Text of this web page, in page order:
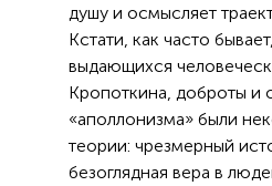
душу и осмысляет
Кстати, как часто
выдающихся
Кропоткина, доброты и
«аполлонизма» были
теории: чрезмерный
безоглядная вера в